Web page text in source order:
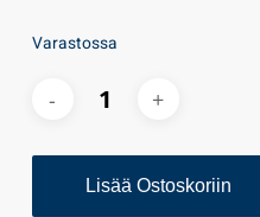
Varastossa
Lisää Ostoskoriin